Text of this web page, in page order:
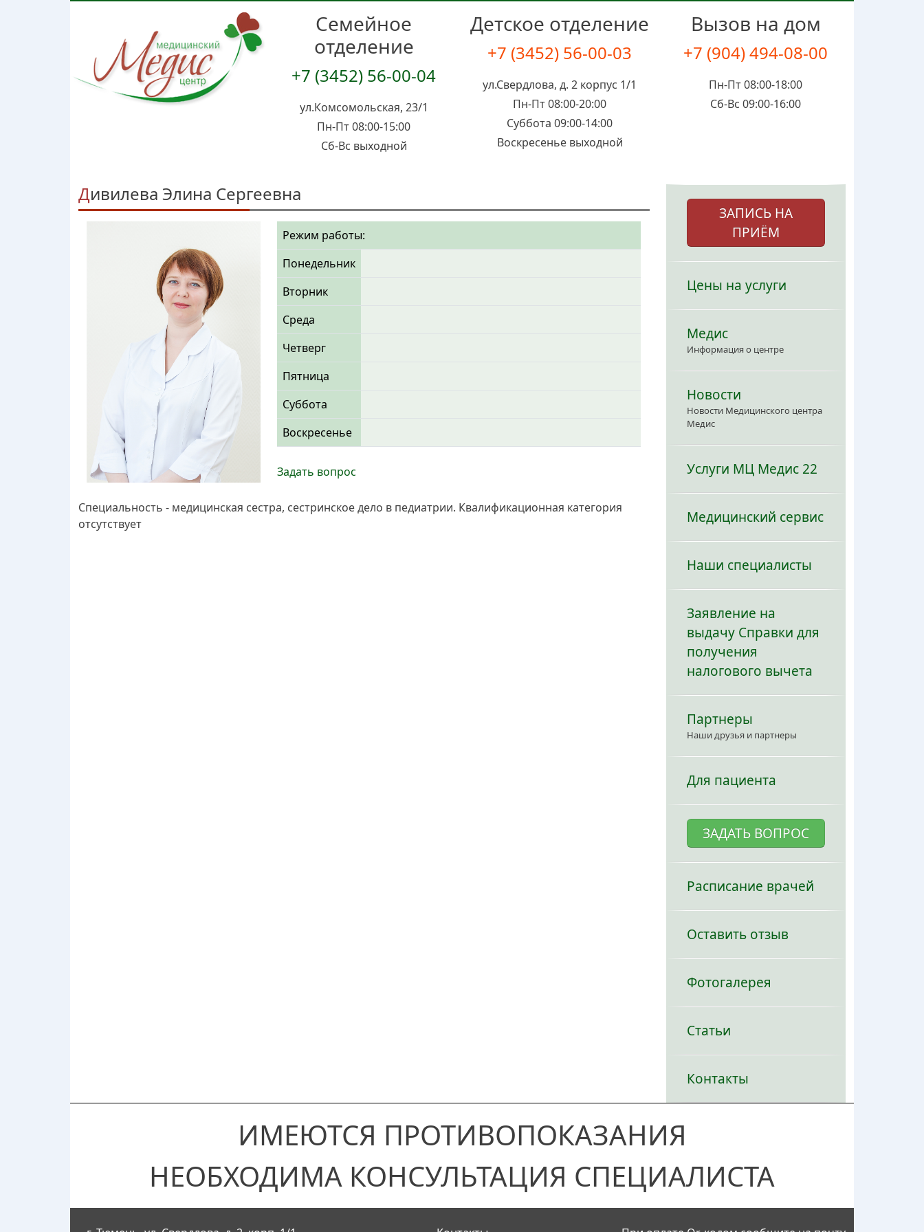
Семейное
отделение
+7 (3452) 56-00-04
ул.Комсомольская, 23/1
Пн-Пт 08:00-15:00
Сб-Вс выходной
Детское отделение
+7 (3452) 56-00-03
ул.Свердлова, д. 2 корпус 1/1
Пн-Пт 08:00-20:00
Суббота 09:00-14:00
Воскресенье выходной
Вызов на дом
+7 (904) 494-08-00
Пн-Пт 08:00-18:00
Сб-Вс 09:00-16:00
Дивилева Элина Сергеевна
Режим работы:
Понедельник
Вторник
Среда
Четверг
Пятница
Суббота
Воскресенье
Задать вопрос
Специальность - медицинская сестра, сестринское дело в педиатрии. Квалификационная категория
отсутствует
ЗАПИСЬ НА
ПРИЁМ
Цены на услуги
Медис
Информация о центре
Новости
Новости Медицинского центра
Медис
Услуги МЦ Медис 22
Медицинский сервис
Наши специалисты
Заявление на
выдачу Справки для
получения
налогового вычета
Партнеры
Наши друзья и партнеры
Для пациента
ЗАДАТЬ ВОПРОС
Расписание врачей
Оставить отзыв
Фотогалерея
Статьи
Контакты
ИМЕЮТСЯ ПРОТИВОПОКАЗАНИЯ
НЕОБХОДИМА КОНСУЛЬТАЦИЯ СПЕЦИАЛИСТА